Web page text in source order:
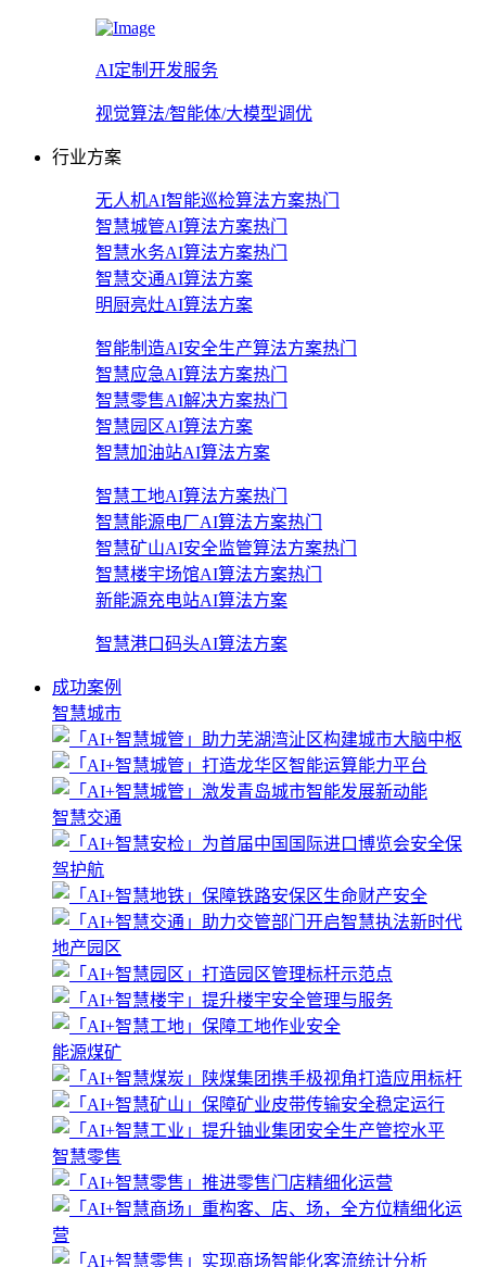
AI定制开发服务
视觉算法/智能体/大模型调优
行业方案
无人机AI智能巡检算法方案热门
智慧城管AI算法方案热门
智慧水务AI算法方案热门
智慧交通AI算法方案
明厨亮灶AI算法方案
智能制造AI安全生产算法方案热门
智慧应急AI算法方案热门
智慧零售AI解决方案热门
智慧园区AI算法方案
智慧加油站AI算法方案
智慧工地AI算法方案热门
智慧能源电厂AI算法方案热门
智慧矿山AI安全监管算法方案热门
智慧楼宇场馆AI算法方案热门
新能源充电站AI算法方案
智慧港口码头AI算法方案
成功案例
智慧城市
智慧交通
地产园区
能源煤矿
智慧零售